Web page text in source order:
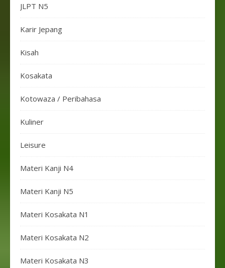
JLPT N5
Karir Jepang
Kisah
Kosakata
Kotowaza / Peribahasa
Kuliner
Leisure
Materi Kanji N4
Materi Kanji N5
Materi Kosakata N1
Materi Kosakata N2
Materi Kosakata N3